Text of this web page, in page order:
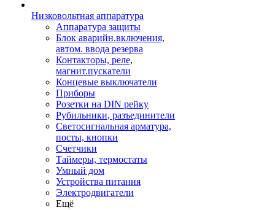
Низковольтная аппаратура
Аппаратура защиты
Блок аварийн.включения,
автом. ввода резерва
Контакторы, реле,
магнит.пускатели
Концевые выключатели
Приборы
Розетки на DIN рейку
Рубильники, разъединители
Светосигнальная арматура,
посты, кнопки
Счетчики
Таймеры, термостаты
Умный дом
Устройства питания
Электродвигатели
Ещё